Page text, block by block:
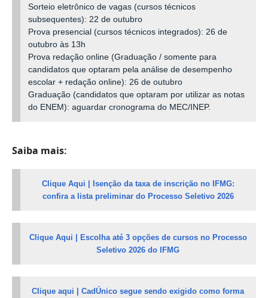
Sorteio eletrônico de vagas (cursos técnicos
subsequentes): 22 de outubro
Prova presencial (cursos técnicos integrados): 26 de
outubro às 13h
Prova redação online (Graduação / somente para
candidatos que optaram pela análise de desempenho
escolar + redação online): 26 de outubro
Graduação (candidatos que optaram por utilizar as notas
do ENEM): aguardar cronograma do MEC/INEP.
Saiba mais:
Clique Aqui | Isenção da taxa de inscrição no IFMG:
confira a lista preliminar do Processo Seletivo 2026
Clique Aqui | Escolha até 3 opções de cursos no Processo
Seletivo 2026 do IFMG
Clique aqui | CadÚnico segue sendo exigido como forma